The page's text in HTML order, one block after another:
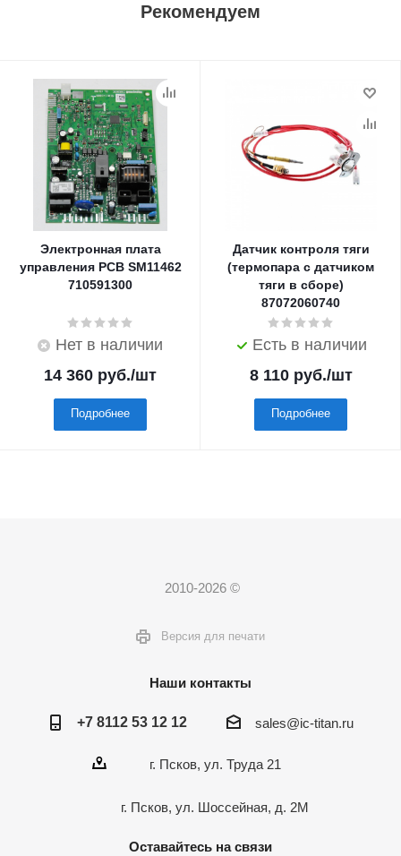
Рекомендуем
Электронная плата
управления PCB SM11462
710591300
Нет в наличии
14 360 руб./шт
Подробнее
Датчик контроля тяги
(термопара с датчиком
тяги в сборе)
87072060740
Есть в наличии
8 110руб./шт
Подробнее
2010-2026 ©
Версия для печати
Наши контакты
+7 8112 53 12 12 sales@ic-titan.ru
г. Псков, ул. Труда 21
г. Псков, ул. Шоссейная, д. 2М
Оставайтесь на связи